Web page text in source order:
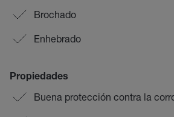
Brochado
Enhebrado
Propiedades
Buena protección contra la